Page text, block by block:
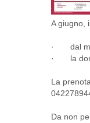
A giugno,
· dal
· la
La
Da non